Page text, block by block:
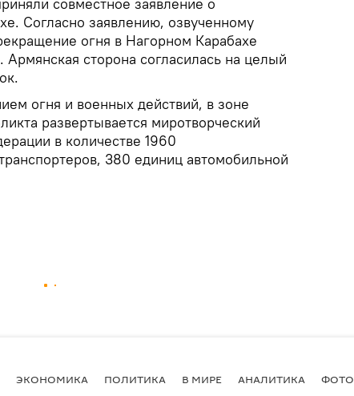
Согласно заявлению, озвученному
огня в Нагорном Карабахе
Армянская сторона согласилась на целый
огня и военных действий, в зоне
развертывается миротворческий
в количестве 1960
380 единиц автомобильной
ЭКОНОМИКА ПОЛИТИКА В МИРЕ АНАЛИТИКА ФОТО